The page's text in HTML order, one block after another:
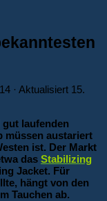
· Aktualisiert 15.
laufenden
müssen austariert
ist. Der Markt
das Stabilizing
Jacket. Für
hängt von den
Tauchen ab.